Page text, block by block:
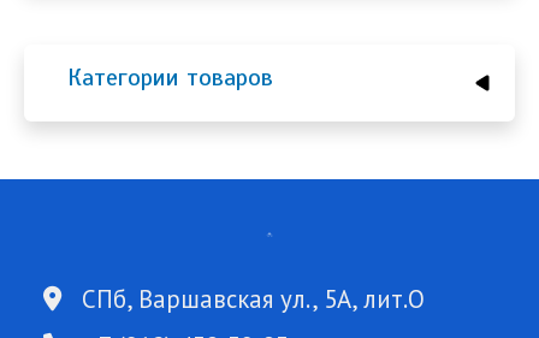
Категории товаров
СПб, Варшавская ул., 5А, лит.О